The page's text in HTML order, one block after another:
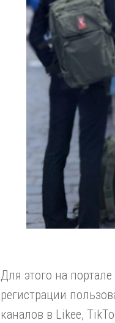
Для этого на
регистрации
каналов в Likee,